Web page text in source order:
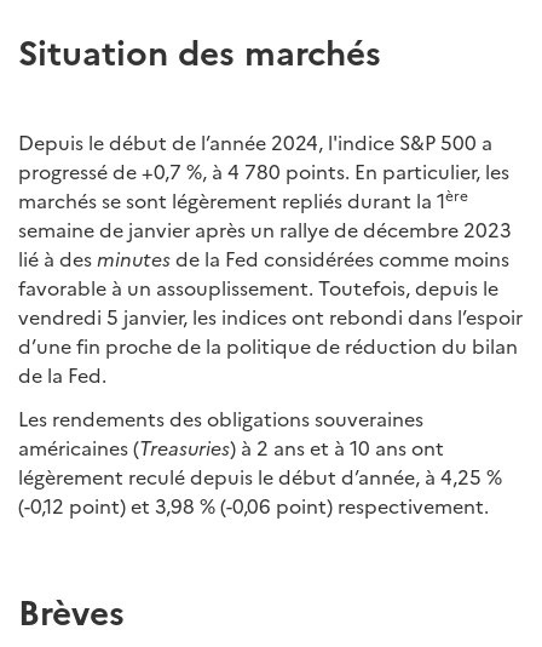
Situation des marchés
Depuis le début de l’année 2024, l'indice S&P 500 a
progressé de +0,7 %, à 4 780 points. En particulier, les
marchés se sont légèrement repliés durant la 1ère
semaine de janvier après un rallye de décembre 2023
lié à des minutesde la Fed considérées comme moins
favorable à un assouplissement. Toutefois, depuis le
vendredi 5 janvier, les indices ont rebondi dans l’espoir
d’une fin proche de la politique de réduction du bilan
de la Fed.
Les rendements des obligations souveraines
américaines (Treasuries) à 2 ans et à 10 ans ont
légèrement reculé depuis le début d’année, à 4,25 %
(-0,12 point) et 3,98 % (-0,06 point) respectivement.
Brèves